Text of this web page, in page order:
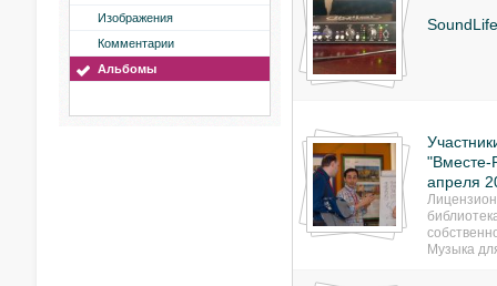
Изображения
Комментарии
Альбомы
SoundLife
"Вместе-
апреля
Музыка